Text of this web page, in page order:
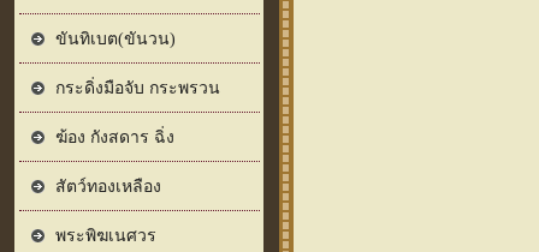
ขันทิเบต(ขันวน)
กระดิ่งมือจับ กระพรวน
ฆ้อง กังสดาร ฉิ่ง
สัตว์ทองเหลือง
พระพิฆเนศวร